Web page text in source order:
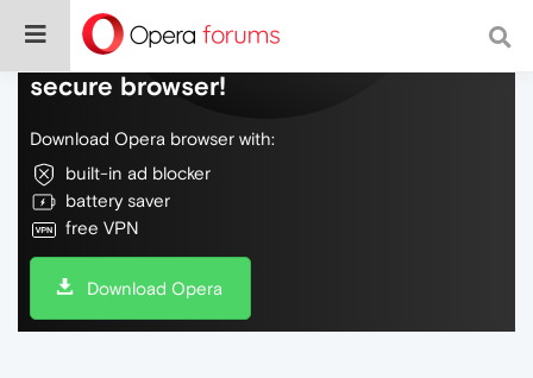
Do more on the web, with a fast and
secure browser!
Download Opera browser with:
built-in ad blocker
battery saver
free VPN
Download Opera